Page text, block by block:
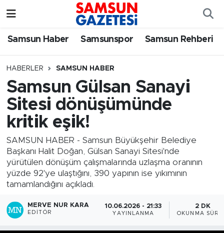
Samsun Haber Samsunspor Samsun Rehberi
HABERLER SAMSUN HABER
Samsun Gülsan Sanayi
Sitesi dönüşümünde
kritik eşik!
SAMSUN HABER - Samsun Büyükşehir Belediye
Başkanı Halit Doğan, Gülsan Sanayi Sitesi'nde
yürütülen dönüşüm çalışmalarında uzlaşma oranının
yüzde 92'ye ulaştığını, 390 yapının ise yıkımının
tamamlandığını açıkladı.
MERVE NUR KARA
EDITÖR
10.06.2026 - 21:33
YAYINLANMA
2 DK
OKUNMA
Samsun Haber
Samsun Rehberi
Resmi İlanlar
Samsun Nöbetçi Eczaneler
SAMSUN Namaz Vakitleri
Samsun Trafik Yoğunluk Haritası
Süper Lig Puan Durumu ve Fikstür
Tüm Manşetler
Son Dakika Haberleri
Haber Arşivi